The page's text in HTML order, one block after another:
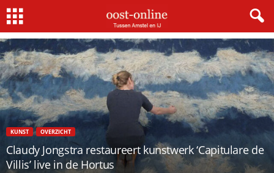
Home Claudy Jongstra restaureert kunstwerk ‘Capitulare de Villis’ live in de Hortus
KUNST OVERZICHT
Claudy Jongstra restaureert kunstwerk ‘Capitulare de
Villis’ live in de Hortus